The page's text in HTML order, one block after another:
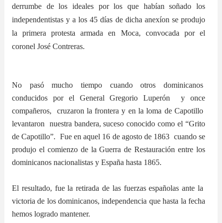
derrumbe de los ideales por los que habían soñado los
independentistas y a los 45 días de dicha anexíon se produjo
la primera protesta armada en Moca, convocada por el
coronel José Contreras.
No pasó mucho tiempo cuando otros dominicanos
conducidos por el General Gregorio Luperón y once
compañeros, cruzaron la frontera y en la loma de Capotillo
levantaron nuestra bandera, suceso conocido como el “Grito
de Capotillo”. Fue en aquel 16 de agosto de 1863 cuando se
produjo el comienzo de la Guerra de Restauración entre los
dominicanos nacionalistas y España hasta 1865.
El resultado, fue la retirada de las fuerzas españolas ante la
victoria de los dominicanos, independencia que hasta la fecha
hemos logrado mantener.